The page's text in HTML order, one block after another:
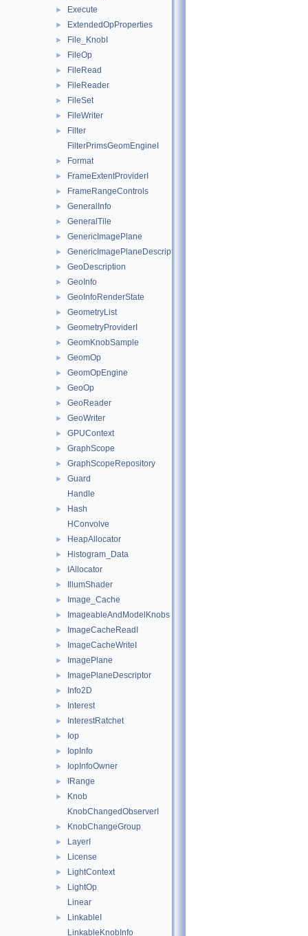
► Execute
► ExtendedOpProperties
► File_KnobI
► FileOp
► FileRead
► FileReader
► FileSet
► FileWriter
►
Filter
FilterPrimsGeomEngineI
► Format
► FrameExtentProviderI
► FrameRangeControls
► GeneralInfo
► GeneralTile
► GenericImagePlane
► GenericImagePlaneDescriptor
► GeoDescription
► GeoInfo
► GeoInfoRenderState
► GeometryList
► GeometryProviderI
► GeomKnobSample
► GeomOp
► GeomOpEngine
► GeoOp
► GeoReader
► GeoWriter
► GPUContext
► GraphScope
► GraphScopeRepository
►
Guard
Handle
►
Hash
HConvolve
► HeapAllocator
► Histogram_Data
► IAllocator
► IllumShader
► Image_Cache
► ImageableAndModelKnobs
► ImageCacheReadI
► ImageCacheWriteI
► ImagePlane
► ImagePlaneDescriptor
► Info2D
► Interest
► InterestRatchet
► Iop
► IopInfo
► IopInfoOwner
► IRange
►
Knob
KnobChangedObserverI
► KnobChangeGroup
► LayerI
► License
► LightContext
►
LightOp
Linear
►
LinkableI
LinkableKnobInfo